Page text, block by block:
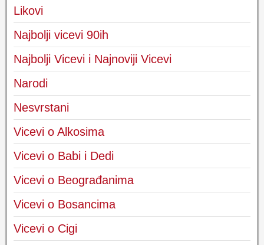
Likovi
Najbolji vicevi 90ih
Najbolji Vicevi i Najnoviji Vicevi
Narodi
Nesvrstani
Vicevi o Alkosima
Vicevi o Babi i Dedi
Vicevi o Beograđanima
Vicevi o Bosancima
Vicevi o Cigi